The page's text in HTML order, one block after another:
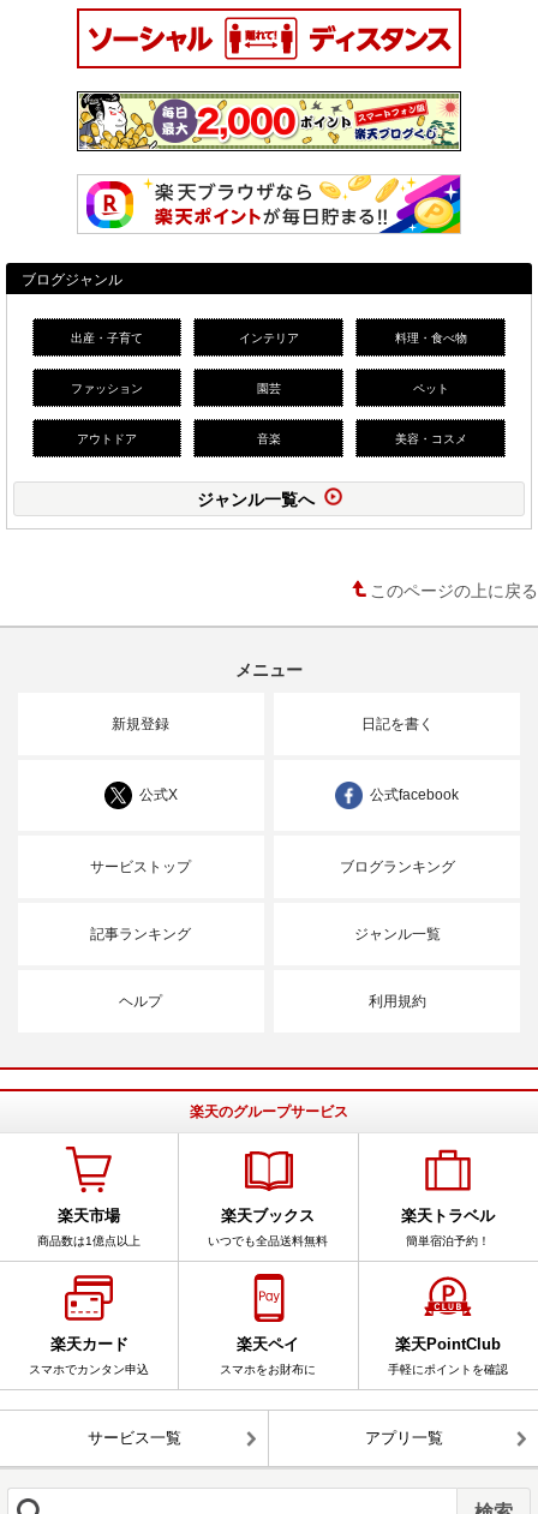
ブログジャンル
出産・子育て インテリア 料理・食べ物
ファッション 園芸 ペット
アウトドア 音楽 美容・コスメ
ジャンル一覧へ
このページの上に戻る
メニュー
新規登録 日記を書く
公式X 公式facebook
サービストップ ブログランキング
記事ランキング ジャンル一覧
ヘルプ 利用規約
楽天のグループサービス
楽天市場
商品数は1億点以上
楽天ブックス
いつでも全品送料無料
楽天トラベル
簡単宿泊予約！
楽天カード
スマホでカンタン申込
楽天ペイ
スマホをお財布に
楽天PointClub
手軽にポイントを確認
サービス一覧 アプリ一覧